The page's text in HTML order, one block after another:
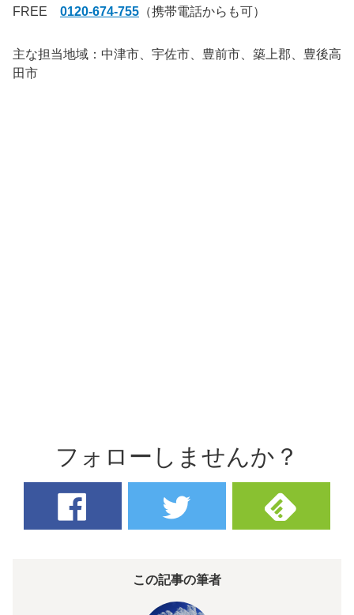
FREE 0120-674-755 （携帯電話からも可）
主な担当地域：中津市、宇佐市、豊前市、築上郡、豊後高
田市
フォローしませんか？
この記事の筆者